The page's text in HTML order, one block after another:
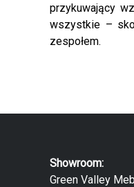
przykuwający
wszystkie –
zespołem.
Showroom:
Green Valley